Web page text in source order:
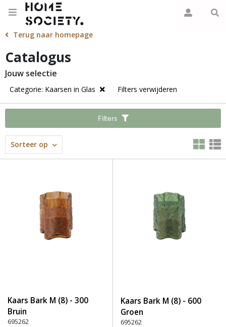
Terug naar homepage
Catalogus
Jouw selectie
Categorie: Kaarsen in Glas Filters verwijderen
Filters
Sorteer op
Kaars Bark M (8) - 300
Bruin
695262
Kaars Bark M (8) - 600
Groen
695262